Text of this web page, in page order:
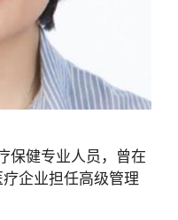
保健专业人员，曾在
企业担任高级管理